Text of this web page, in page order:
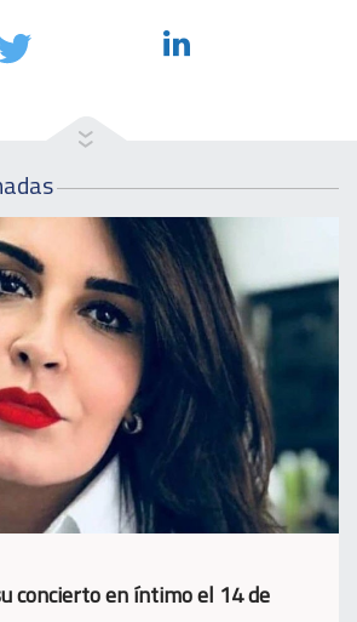
concierto en íntimo el 14 de